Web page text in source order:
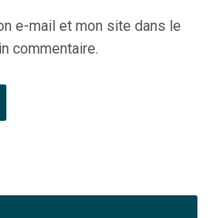
e-mail et mon site dans le
commentaire.